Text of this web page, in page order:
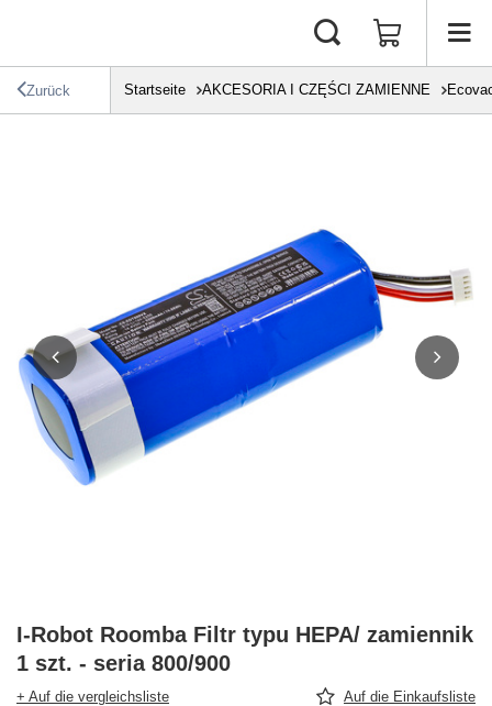
Zurück Startseite AKCESORIA I CZĘŚCI ZAMIENNE
I-Robot Roomba Filtr typu HEPA/ zamiennik
1 szt. - seria 800/900
+ Auf die vergleichsliste Auf die Einkaufsliste